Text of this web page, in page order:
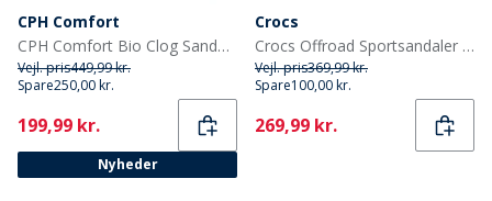
CPH Comfort
CPH Comfort Bio Clog Sandaler af ruskind Taupe
Vejl. pris449,99 kr.
Spare250,00 kr.
Current
199,99 kr.
Nyheder
Crocs
Crocs Offroad Sportsandaler Espresso/Valnød
Vejl. pris369,99 kr.
Spare100,00 kr.
Current
269,99 kr.